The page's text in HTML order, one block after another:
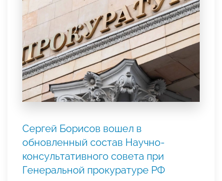
Сергей Борисов вошел в
обновленный состав Научно-
консультативного совета при
Генеральной прокуратуре РФ